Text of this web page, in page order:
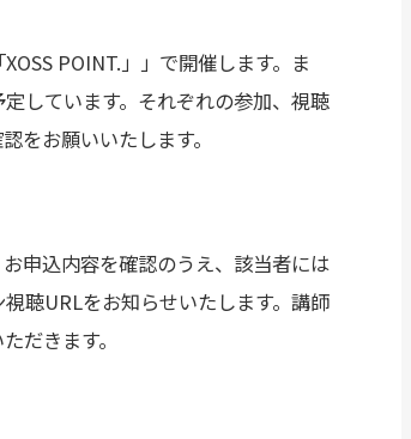
POINT.」」で開催します。ま
しています。それぞれの参加、視聴
をお願いいたします。
申込内容を確認のうえ、該当者には
聴URLをお知らせいたします。講師
だきます。